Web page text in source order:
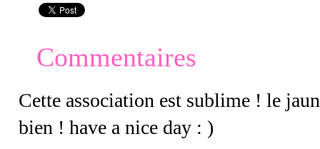
Commentaires
Cette association est sublime ! le
bien ! have a nice day : )